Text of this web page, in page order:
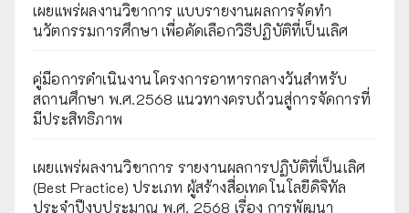
เผยแพร่ผลงานวิชาการ แบบรายงานผลการจัดทำ
นวัตกรรมการศึกษา เพื่อคัดเลือกวิธีปฏิบัติที่เป็นเลิศ
คู่มือการดำเนินงานโครงการอาหารกลางวันสำหรับ
สถานศึกษา พ.ศ.2568 แนวทางครบถ้วนสู่การจัดการที่
มีประสิทธิภาพ
เผยเเพร่ผลงานวิชาการ รายงานผลการปฏิบัติที่เป็นเลิศ
(Best Practice) ประเภท ผู้สร้างสื่อเทคโนโลยีดิจิทัล
ประจำปีงบประมาณ พ.ศ. 2568 เรื่อง การพัฒนา